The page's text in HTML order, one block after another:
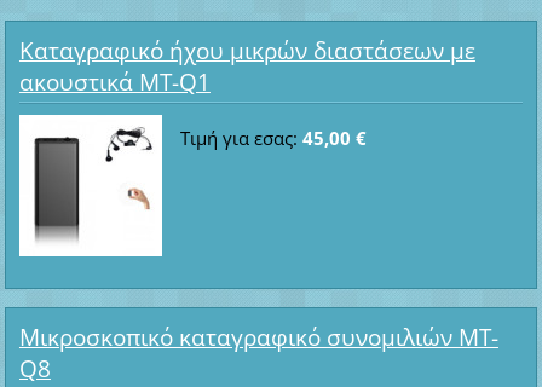
Καταγραφικό ήχου μικρών διαστάσεων με
ακουστικά MT-Q1
Τιμή για εσας: 45,00 €
Μικροσκοπικό καταγραφικό συνομιλιών MT-
Q8